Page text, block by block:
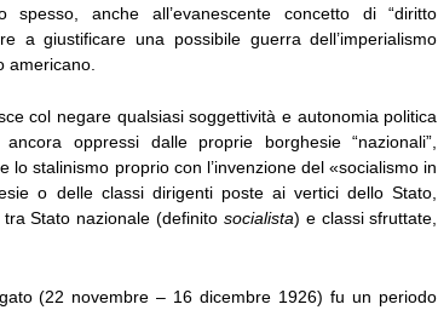
spesso, anche all’evanescente concetto di “diritto
a giustificare una possibile guerra dell’imperialismo
americano.
col negare qualsiasi soggettività e autonomia politica
oppressi dalle proprie borghesie “nazionali”,
stalinismo proprio con l’invenzione del «socialismo in
o delle classi dirigenti poste ai vertici dello Stato,
Stato nazionale (definito socialista) e classi sfruttate,
(22 novembre – 16 dicembre 1926) fu un periodo